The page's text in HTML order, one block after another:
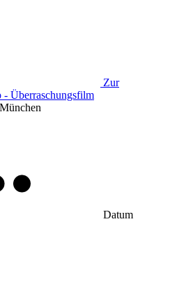
Zur
Überraschungsfilm
Datum